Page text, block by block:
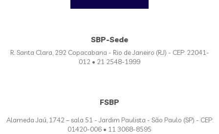
SBP-Sede
R. Santa Clara, 292 Copacabana - Rio de Janeiro (RJ) - CEP: 22041-
012 • 21 2548-1999
FSBP
Alameda Jaú, 1742 – sala 51 - Jardim Paulista - São Paulo (SP) - CEP:
01420-006 • 11 3068-8595